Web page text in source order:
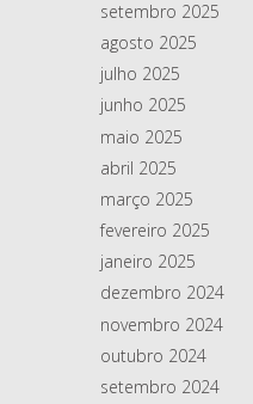
setembro 2025
agosto 2025
julho 2025
junho 2025
maio 2025
abril 2025
março 2025
fevereiro 2025
janeiro 2025
dezembro 2024
novembro 2024
outubro 2024
setembro 2024